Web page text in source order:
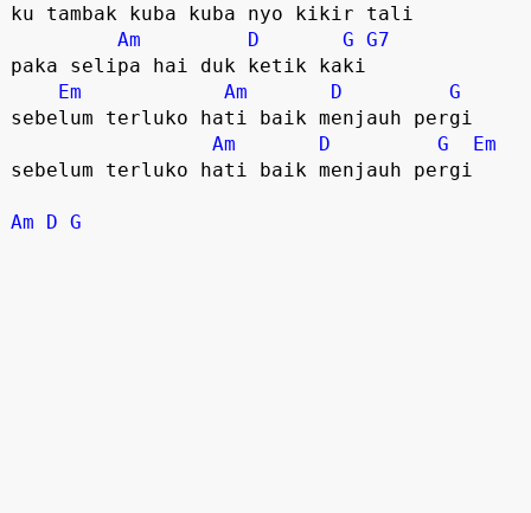
ku tambak kuba kuba nyo kikir tali
Am
D G G7
paka selipa hai duk ketik kaki
Em
Am D
G
sebelum terluko hati baik menjauh pergi
Am
D G
Em
sebelum terluko hati baik menjauh pergi
Am D G